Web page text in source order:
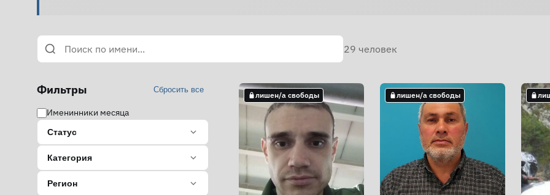
29 человек
Фильтры Сбросить все
Именинники месяца
Статус
Категория
Регион
лишен/а свободы лишен/а свободы